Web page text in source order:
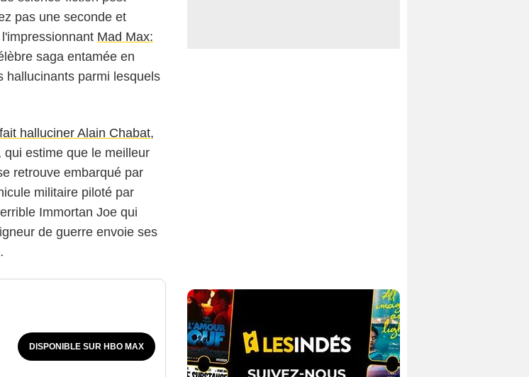
pas une seconde et
Mad Max:
saga entamée en
hallucinants parmi lesquels
halluciner Alain Chabat,
estime que le meilleur
retrouve embarqué par
militaire piloté par
Immortan Joe qui
de guerre envoie ses
DISPONIBLE SUR HBO MAX